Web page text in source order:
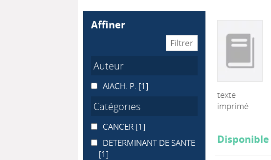
texte
imprimé
Disponible
affiner
Auteur
AIACH. P.
AIACH. P. [1]
Catégories
CANCER
CANCER [1]
DETERMINANT DE SANTE
DETERMINANT DE SANTE
[1]